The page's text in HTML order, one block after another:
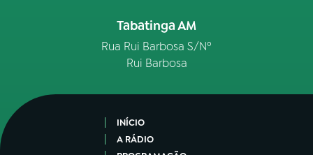
Tabatinga AM
Rua Rui Barbosa S/Nº
Rui Barbosa
INÍCIO
A RÁDIO